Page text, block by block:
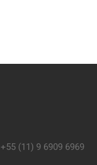
+55 (11) 9 6909 6969